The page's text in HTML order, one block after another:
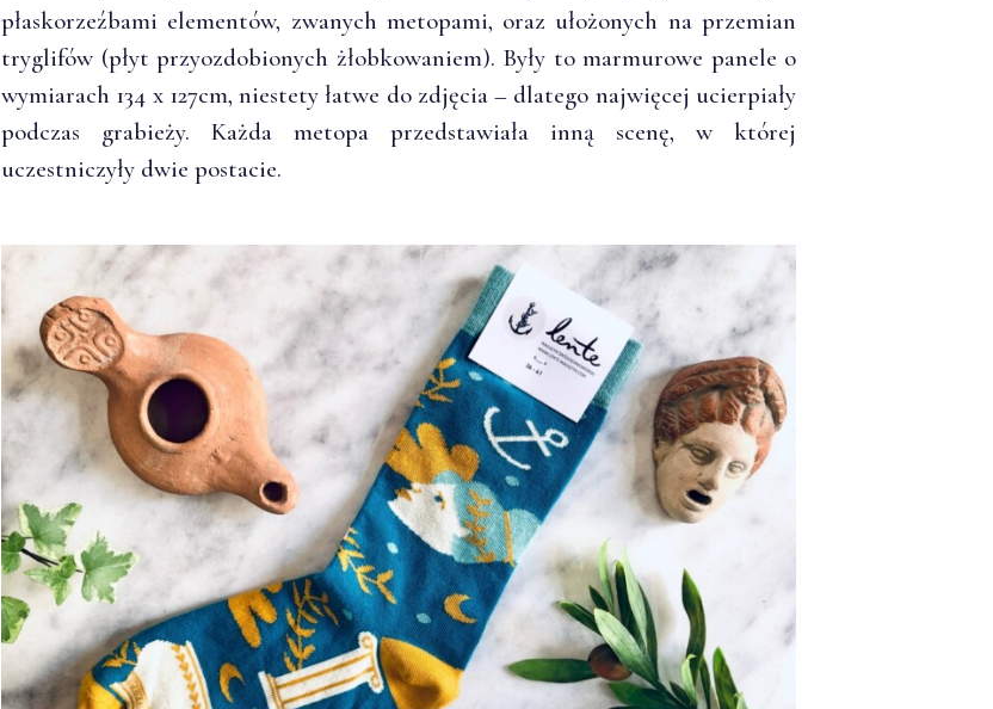
płaskorzeźbami elementów, zwanych metopami, oraz ułożonych na przemian
tryglifów (płyt przyozdobionych żłobkowaniem). Były to marmurowe panele o
wymiarach 134 x 127cm, niestety łatwe do zdjęcia – dlatego najwięcej ucierpiały
podczas grabieży. Każda metopa przedstawiała inną scenę, w której
uczestniczyły dwie postacie.